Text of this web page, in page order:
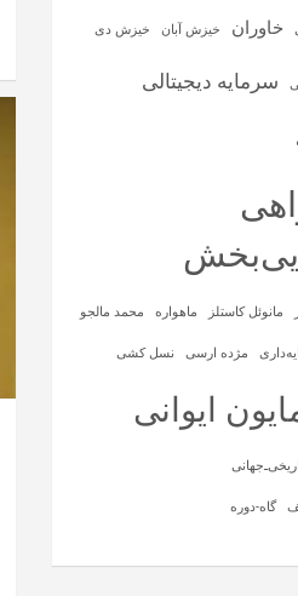
خاوران خیزش آبان خیزش دی
سرمایه‌ دیجیتالی
مانوئل کاستلز ماهواره‌ محمد مالجو
مژده ارسی نسل کشی
ایوانی
گاه-دوره